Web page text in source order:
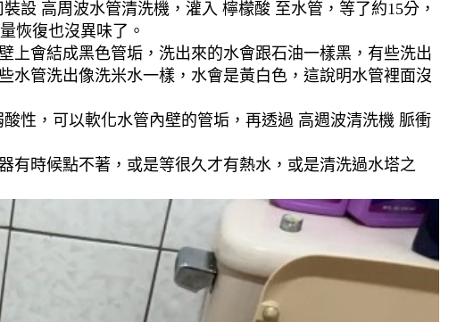
設 高周波水管清洗機，灌入 檸檬酸 至水管，等了約15分，
恢復也沒異味了。
上會結成黑色管垢，洗出來的水會跟石油一樣黑，有些洗出
水管洗出像洗米水一樣，水會是黃白色，這說明水管裡面沒
性，可以軟化水管內壁的管垢，再透過 高週波清洗機 脈衝
有時候點不著，或是等很久才有熱水，或是清洗過水塔之